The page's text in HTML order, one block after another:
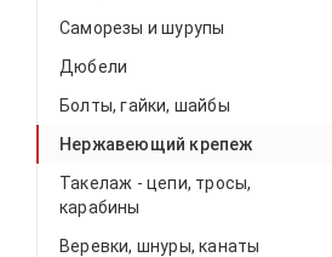
Саморезы и шурупы
Дюбели
Болты, гайки, шайбы
Нержавеющий крепеж
Такелаж - цепи, тросы,
карабины
Веревки, шнуры, канаты